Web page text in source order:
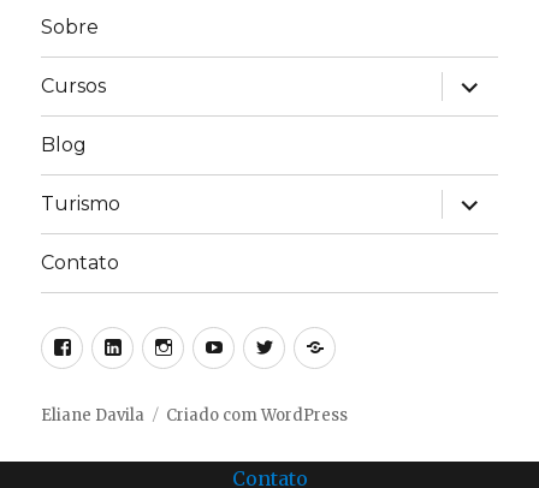
Sobre
Cursos
expandir
Blog
Turismo
expandir
Contato
FacebookLinkedinInstagram
YoutubeTwitterLinktree
Eliane Davila Criado com WordPress
Contato